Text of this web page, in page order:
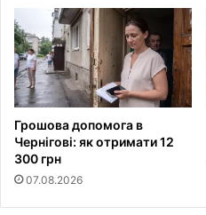
Грошова допомога в
Чернігові: як отримати 12
300 грн
07.08.2026